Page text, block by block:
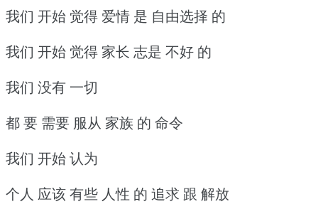
我们 开始 觉得 爱情 是 自由选择 的
我们 开始 觉得 家长 志是 不好 的
我们 没有 一切
都 要 需要 服从 家族 的 命令
我们 开始 认为
个人 应该 有些 人性 的 追求 跟 解放